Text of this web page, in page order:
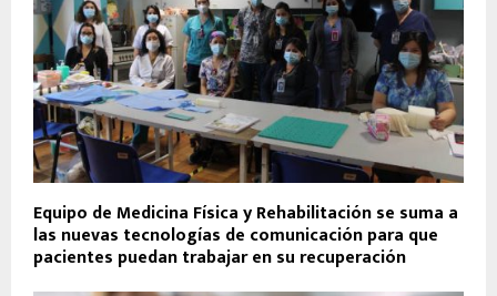
Equipo de Medicina Física y Rehabilitación se suma a
las nuevas tecnologías de comunicación para que
pacientes puedan trabajar en su recuperación